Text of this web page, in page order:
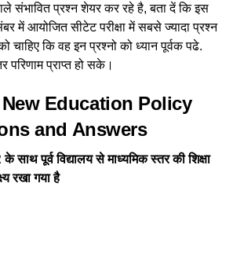
संभावित प्रश्न शेयर कर रहे है, बता दें कि इस
में आयोजित सीटेट परीक्षा में सबसे ज्यादा प्रश्न
चाहिए कि वह इन प्रश्नो को ध्यान पूर्वक पढे.
परिणाम प्राप्त हो सके।
New Education Policy
and Answers
पूर्व विद्यालय से माध्यमिक स्तर की शिक्षा
रखा गया है